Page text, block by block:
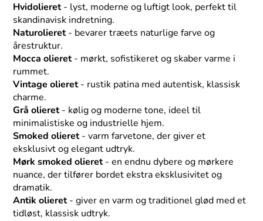
Hvidolieret- lyst, moderne og luftigt look, perfekt til
skandinavisk indretning.
Naturolieret- bevarer træets naturlige farve og
årestruktur.
Mocca olieret- mørkt, sofistikeret og skaber varme i
rummet.
Vintage olieret- rustik patina med autentisk, klassisk
charme.
Grå olieret- kølig og moderne tone, ideel til
minimalistiske og industrielle hjem.
Smoked olieret- varm farvetone, der giver et
eksklusivt og elegant udtryk.
Mørk smoked olieret- en endnu dybere og mørkere
nuance, der tilfører bordet ekstra eksklusivitet og
dramatik.
Antik olieret- giver en varm og traditionel glød med et
tidløst, klassisk udtryk.